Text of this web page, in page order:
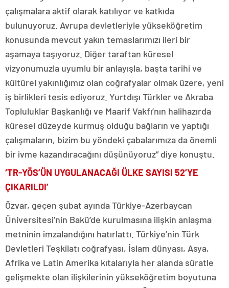
çalışmalara aktif olarak katılıyor ve katkıda
bulunuyoruz. Avrupa devletleriyle yükseköğretim
konusunda mevcut yakın temaslarımızı ileri bir
aşamaya taşıyoruz. Diğer taraftan küresel
vizyonumuzla uyumlu bir anlayışla, başta tarihi ve
kültürel yakınlığımız olan coğrafyalar olmak üzere, yeni
iş birlikleri tesis ediyoruz. Yurtdışı Türkler ve Akraba
Topluluklar Başkanlığı ve Maarif Vakfı’nın halihazırda
küresel düzeyde kurmuş olduğu bağların ve yaptığı
çalışmaların, bizim bu yöndeki çabalarımıza da önemli
bir ivme kazandıracağını düşünüyoruz” diye konuştu.
‘TR-YÖS’ÜN UYGULANACAĞI ÜLKE SAYISI 52’YE
ÇIKARILDI’
Özvar, geçen şubat ayında Türkiye-Azerbaycan
Üniversitesi’nin Bakü’de kurulmasına ilişkin anlaşma
metninin imzalandığını hatırlattı. Türkiye’nin Türk
Devletleri Teşkilatı coğrafyası, İslam dünyası, Asya,
Afrika ve Latin Amerika kıtalarıyla her alanda süratle
gelişmekte olan ilişkilerinin yükseköğretim boyutuna